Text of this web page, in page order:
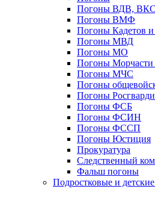
Погоны ВДВ, ВКС
Погоны ВМФ
Погоны Кадетов и
Погоны МВД
Погоны МО
Погоны Морчасти
Погоны МЧС
Погоны
Погоны
Погоны ФСБ
Погоны ФСИН
Погоны ФССП
Погоны Юстиция
Прокуратура
Следственный
Фальш погоны
Подростковые и